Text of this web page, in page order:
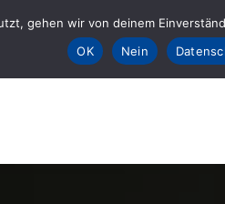
gehen wir von deinem
OK
Nein